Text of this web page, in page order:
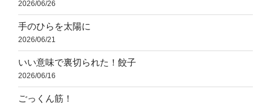
2026/06/26
手のひらを太陽に
2026/06/21
いい意味で裏切られた！餃子
2026/06/16
ごっくん筋！